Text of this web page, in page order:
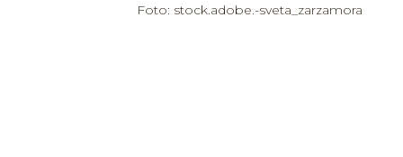
Foto: stock.adobe.-sveta_zarzamora